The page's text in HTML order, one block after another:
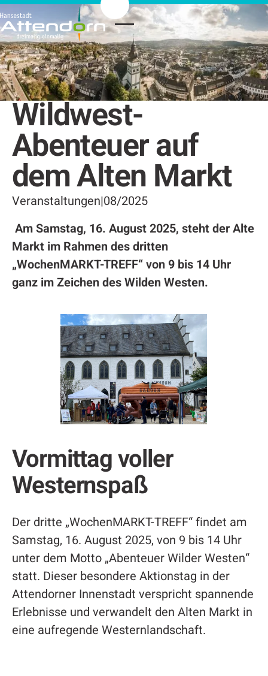
Wildwest-
Abenteuer auf
dem Alten Markt
Veranstaltungen|08/2025
Am Samstag, 16. August 2025, steht der Alte
Markt im Rahmen des dritten
„WochenMARKT-TREFF“ von 9 bis 14 Uhr
ganz im Zeichen des Wilden Westen.
Vormittag voller
Westernspaß
Der dritte „WochenMARKT-TREFF“ findet am
Samstag, 16. August 2025, von 9 bis 14 Uhr
unter dem Motto „Abenteuer Wilder Westen“
statt. Dieser besondere Aktionstag in der
Attendorner Innenstadt verspricht spannende
Erlebnisse und verwandelt den Alten Markt in
eine aufregende Westernlandschaft.